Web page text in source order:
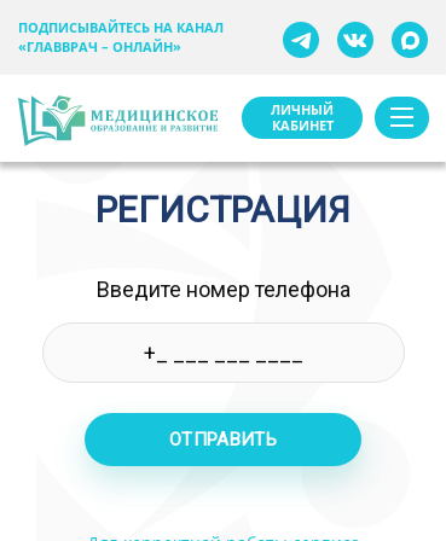
ПОДПИСЫВАЙТЕСЬ НА КАНАЛ
«ГЛАВВРАЧ – ОНЛАЙН»
ЛИЧНЫЙ
КАБИНЕТ
РЕГИСТРАЦИЯ
Введите номер телефона
ОТПРАВИТЬ